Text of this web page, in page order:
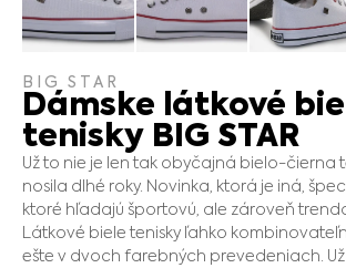
BIG STAR
Dámske látkové
tenisky BIG STAR
Už to nie je len tak obyčajná bielo-čierna
nosila dlhé roky. Novinka, ktorá je iná,
ktoré hľadajú športovú, ale zároveň
Látkové biele tenisky ľahko
ešte v dvoch farebných prevedeniach. Už